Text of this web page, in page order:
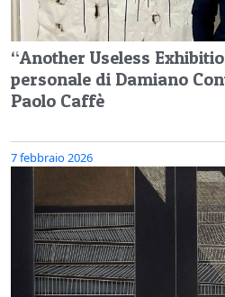
“Another Useless
personale di Damiano
Paolo Caffè
7 febbraio 2026